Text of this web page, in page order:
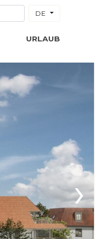
DE
URLAUB
›